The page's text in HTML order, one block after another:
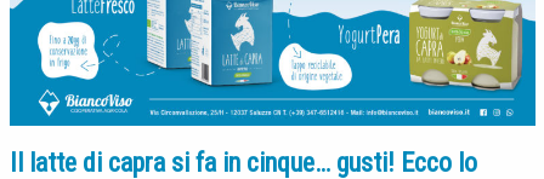
Il latte di capra si fa in cinque… gusti! Ecco lo